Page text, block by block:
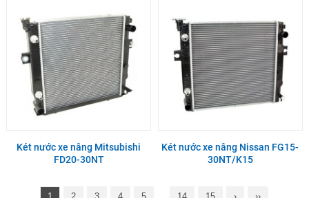
Két nước xe nâng Mitsubishi
FD20-30NT
Két nước xe nâng Nissan FG15-
30NT/K15